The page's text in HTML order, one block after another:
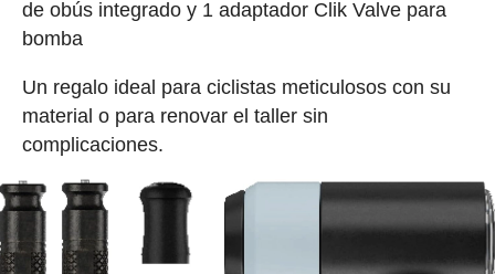
de obús integrado y 1 adaptador Clik Valve para
bomba
Un regalo ideal para ciclistas meticulosos con su
material o para renovar el taller sin
complicaciones.